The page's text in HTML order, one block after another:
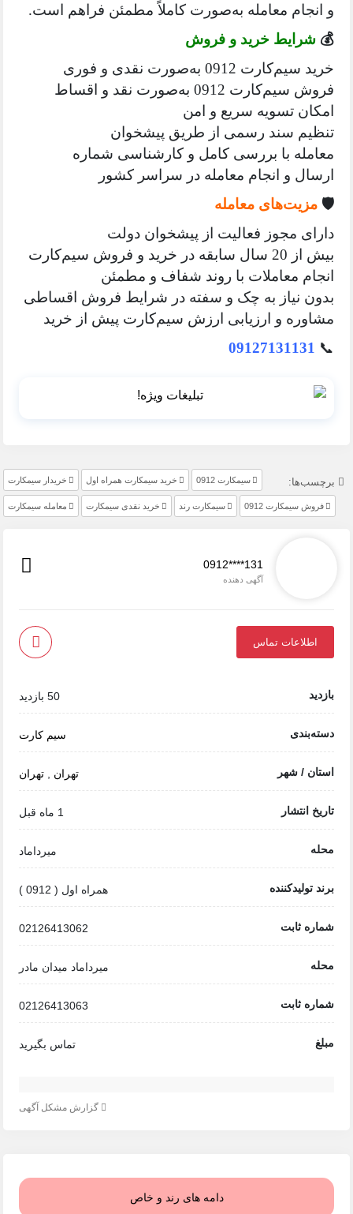
و انجام معامله به‌صورت کاملاً مطمئن فراهم است.
💰شرایط خرید و فروش
خرید سیم‌کارت 0912 به‌صورت نقدی و فوری
فروش سیم‌کارت 0912 به‌صورت نقد و اقساط
امکان تسویه سریع و امن
تنظیم سند رسمی از طریق پیشخوان
معامله با بررسی کامل و کارشناسی شماره
ارسال و انجام معامله در سراسر کشور
🛡️ مزیت‌های معامله
دارای مجوز فعالیت از پیشخوان دولت
بیش از 20 سال سابقه در خرید و فروش سیم‌کارت
انجام معاملات با روند شفاف و مطمئن
بدون نیاز به چک و سفته در شرایط فروش اقساطی
مشاوره و ارزیابی ارزش سیم‌کارت پیش از خرید
📞
09127131131
برچسب‌ها: سیمکارت 0912 خرید سیمکارت همراه اول خریدار سیمکارت
فروش سیمکارت 0912 سیمکارت رند خرید نقدی سیمکارت معامله سیمکارت
0912****131
آگهی دهنده
اطلاعات تماس
بازدید 50 بازدید
دسته‌بندی سیم کارت
استان / شهر تهران تهران
تاریخ انتشار 1 ماه قبل
محله میرداماد
برند تولیدکننده همراه اول ( 0912 )
شماره ثابت 02126413062
محله میرداماد میدان مادر
شماره ثابت 02126413063
مبلغ تماس بگیرید
گزارش مشکل آگهی
دامه های رند و خاص